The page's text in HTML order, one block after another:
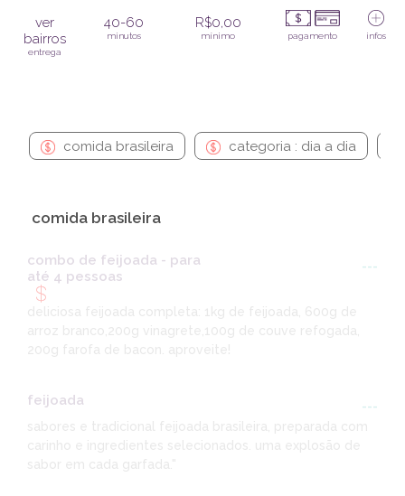
ver
bairros
entrega
40-60
minutos
R$0,00
mínimo pagamento infos
comida brasileira categoria : dia a dia
comida brasileira
combo de feijoada - para
até 4 pessoas
---
deliciosa feijoada completa: 1kg de feijoada, 600g de
arroz branco,200g vinagrete,100g de couve refogada,
200g farofa de bacon. aproveite!
feijoada
---
sabores e tradicional feijoada brasileira, preparada com
carinho e ingredientes selecionados. uma explosão de
sabor em cada garfada."